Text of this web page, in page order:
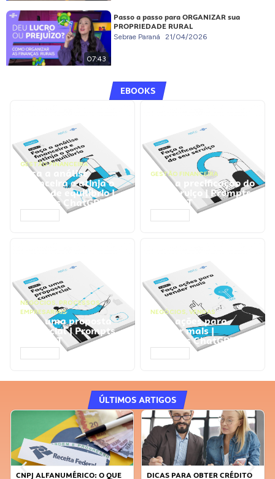
07:43
Passo a passo para ORGANIZAR sua
PROPRIEDADE RURAL
Sebrae Paraná 21/04/2026
EBOOKS
GESTÃO FINANCEIRA
Faça a análise
financeira e atinja o
ponto de equilíbrio |
Prompts ChatGPT
GESTÃO FINANCEIRA
Faça a precificação do
seu serviço | Prompts
ChatGPT
NEGÓCIOS, PROCESSOS
EMPRESARIAIS
Faça uma proposta
comercial | Prompts
ChatGPT
NEGÓCIOS, VENDAS
Faça ações para
vender mais |
Prompts ChatGPT
ÚLTIMOS ARTIGOS
CNPJ ALFANUMÉRICO: O QUE
DICAS PARA OBTER CRÉDITO